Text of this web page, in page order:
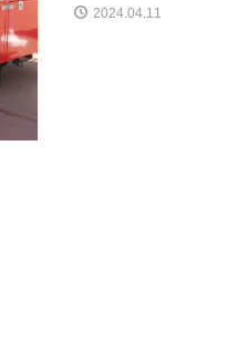
2024.04.11